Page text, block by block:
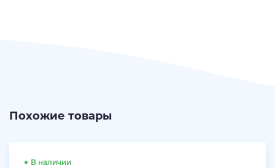
Похожие товары
В наличии